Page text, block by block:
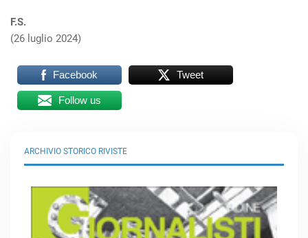
F.S.
(26 luglio 2024)
Facebook Tweet
Follow us
ARCHIVIO STORICO RIVISTE